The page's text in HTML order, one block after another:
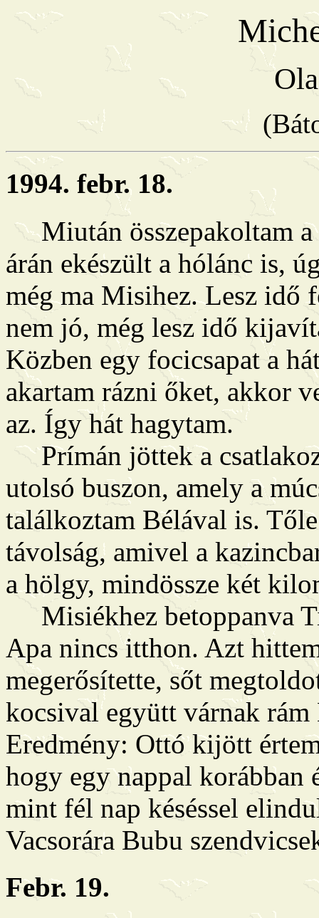
1994. febr. 18.
Miután összepakoltam a
árán ekészült a hólánc is,
még ma Misihez. Lesz idő
nem jó, még lesz idő
Közben egy focicsapat a
akartam rázni őket, akkor
az. Így hát hagytam.
Prímán jöttek a
utolsó buszon, amely a
találkoztam Bélával is.
távolság, amivel a
a hölgy, mindössze két
Misiékhez betoppanva
Apa nincs itthon. Azt
megerősítette, sőt
kocsival együtt várnak
Eredmény: Ottó kijött
hogy egy nappal korábban
mint fél nap késéssel
Vacsorára Bubu
Febr. 19.